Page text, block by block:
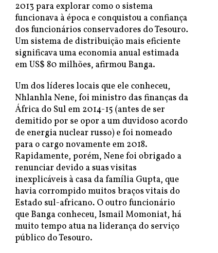
2013 para explorar como o sistema
funcionava à época e conquistou a confiança
dos funcionários conservadores do Tesouro.
Um sistema de distribuição mais eficiente
significava uma economia anual estimada
em US$ 80 milhões, afirmou Banga.
Um dos líderes locais que ele conheceu,
Nhlanhla Nene, foi ministro das finanças da
África do Sul em 2014-15 (antes de ser
demitido por se opor a um duvidoso acordo
de energia nuclear russo) e foi nomeado
para o cargo novamente em 2018.
Rapidamente, porém, Nene foi obrigado a
renunciar devido a suas visitas
inexplicáveis à casa da família Gupta, que
havia corrompido muitos braços vitais do
Estado sul-africano. O outro funcionário
que Banga conheceu, Ismail Momoniat, há
muito tempo atua na liderança do serviço
público do Tesouro.